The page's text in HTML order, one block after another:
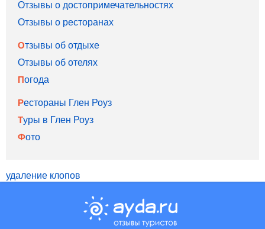
Отзывы о достопримечательностях
Отзывы о ресторанах
Отзывы об отдыхе
Отзывы об отелях
Погода
Рестораны Глен Роуз
Туры в Глен Роуз
Фото
удаление клопов